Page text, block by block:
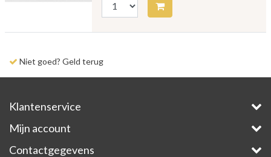
Niet goed? Geld terug
Klantenservice
Mijn account
Contactgegevens